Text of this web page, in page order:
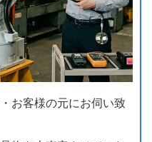
お客様の元にお伺い致